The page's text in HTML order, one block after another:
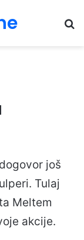
još
Tulaj
Meltem
akcije.